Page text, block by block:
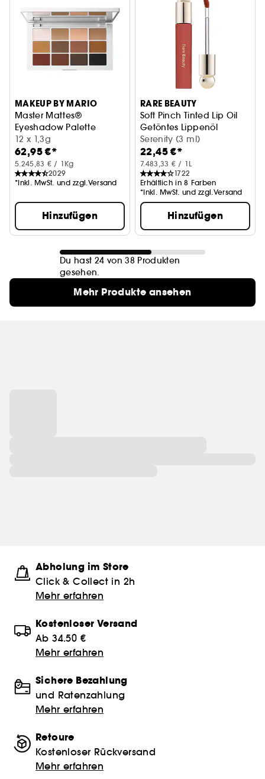
MAKEUP BY MARIO
Master Mattes®
Eyeshadow Palette
Lidschattenpalette
12 x 1,3g
62,95 €*
5.245,83 € / 1Kg
2029
*Inkl. MwSt. und zzgl.Versand
Hinzufügen
RARE BEAUTY
Soft Pinch Tinted Lip Oil
Getöntes Lippenöl
Serenity (3 ml)
22,45 €*
7.483,33 € / 1L
1722
Erhältlich in 8 Farben
*Inkl. MwSt. und zzgl.Versand
Hinzufügen
Du hast 24 von 38 Produkten
gesehen.
Mehr Produkte ansehen
Abholung im Store
Click & Collect in 2h
Mehr erfahren
Kostenloser Versand
Ab 34.50 €
Mehr erfahren
Sichere Bezahlung
und Ratenzahlung
Mehr erfahren
Retoure
Kostenloser Rückversand
Mehr erfahren